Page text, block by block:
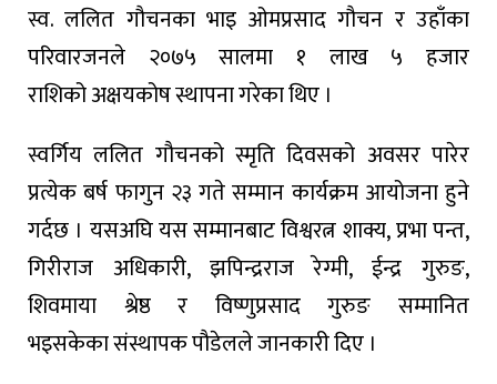
स्व.ललित गौचनका भाइ ओमप्रसाद गौचन र उहाँका
परिवारजनले
२०७५ सालमा १ लाख ५
हजार
राशिकोअक्षयकोषस्थापनागरेकाथिए ।
स्वर्गिय ललित गौचनको स्मृति दिवसको अवसर पारेर
प्रत्येकबर्ष फागुन २३ गतेसम्मान कार्यक्रम आयोजनाहुने
गर्दछ । यसअघियससम्मानबाटविश्वरत्न शाक्य,प्रभापन्त,
गिरीराज अधिकारी, झपिन्द्रराज रेग्मी,ईन्द्र गुरुङ,
शिवमाया श्रेष्ठ र विष्णुप्रसाद गुरुङ
सम्मानित
भइसकेकासंस्थापकपौडेललेजानकारीदिए ।